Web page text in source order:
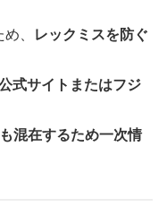
、
レックミスを防ぐ
式サイトまたはフジ
混在するため一次情